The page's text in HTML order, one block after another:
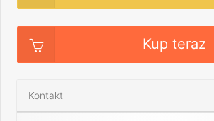
Kup teraz
Kontakt